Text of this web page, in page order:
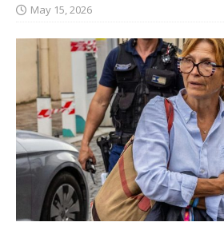
May 15, 2026